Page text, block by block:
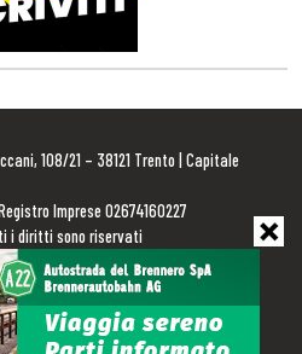
108/21 – 38121 Trento | Capitale
Imprese 02674160227
i diritti sono riservati
Privacy Policy Cookie Policy